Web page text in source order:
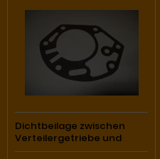
Dichtbeilage zwischen
Verteilergetriebe und
Tachoantriebzwischenflansch